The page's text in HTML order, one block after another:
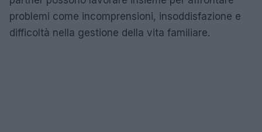
problemi come incomprensioni, insoddisfazione e
difficoltà nella gestione della vita familiare.